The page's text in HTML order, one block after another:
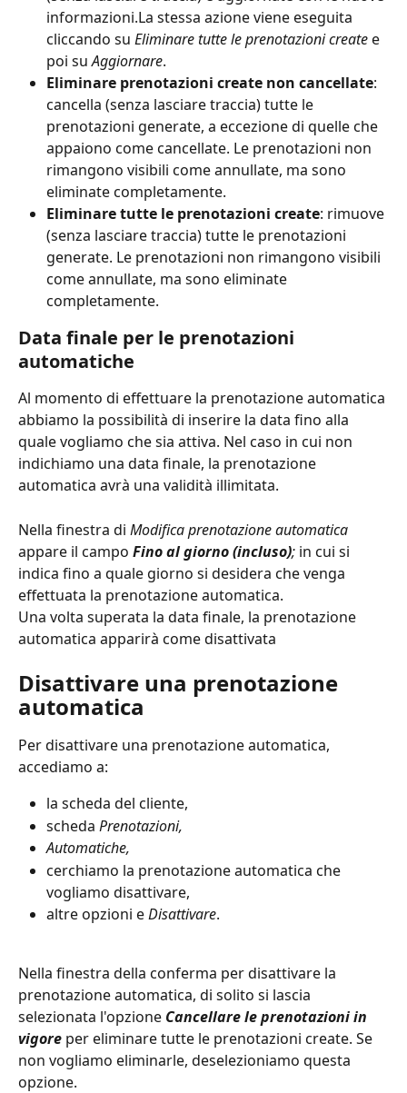
informazioni.La stessa azione viene eseguita
cliccando su Eliminare tutte le prenotazioni create e
poi su Aggiornare.
Eliminare prenotazioni create non cancellate:
cancella (senza lasciare traccia) tutte le
prenotazioni generate, a eccezione di quelle che
appaiono come cancellate. Le prenotazioni non
rimangono visibili come annullate, ma sono
eliminate completamente.
Eliminare tutte le prenotazioni create: rimuove
(senza lasciare traccia) tutte le prenotazioni
generate. Le prenotazioni non rimangono visibili
come annullate, ma sono eliminate
completamente.
Data finale per le prenotazioni
automatiche
Al momento di effettuare la prenotazione automatica
abbiamo la possibilità di inserire la data fino alla
quale vogliamo che sia attiva. Nel caso in cui non
indichiamo una data finale, la prenotazione
automatica avrà una validità illimitata.
Nella finestra di Modifica prenotazione automatica
appare il campo Fino al giorno (incluso); in cui si
indica fino a quale giorno si desidera che venga
effettuata la prenotazione automatica.
Una volta superata la data finale, la prenotazione
automatica apparirà come disattivata
Disattivare una prenotazione
automatica
Per disattivare una prenotazione automatica,
accediamo a:
la scheda del cliente,
scheda Prenotazioni,
Automatiche,
cerchiamo la prenotazione automatica che
vogliamo disattivare,
altre opzioni e Disattivare.
Nella finestra della conferma per disattivare la
prenotazione automatica, di solito si lascia
selezionata l'opzione Cancellare le prenotazioni in
vigore per eliminare tutte le prenotazioni create. Se
non vogliamo eliminarle, deselezioniamo questa
opzione.